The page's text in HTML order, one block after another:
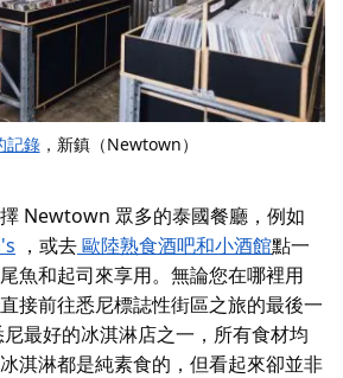
記錄，新鎮（Newtown）
Newtown 眾多的泰國餐廳，例如
，或去歐陸熟食酒吧和小酒館點一
魚和起司來享用。無論您在哪裡用
接前往悉尼標誌性街區之旅的最後一
尼最好的冰淇淋店之一，所有食材均
淇淋都是純素食的，但看起來卻並非